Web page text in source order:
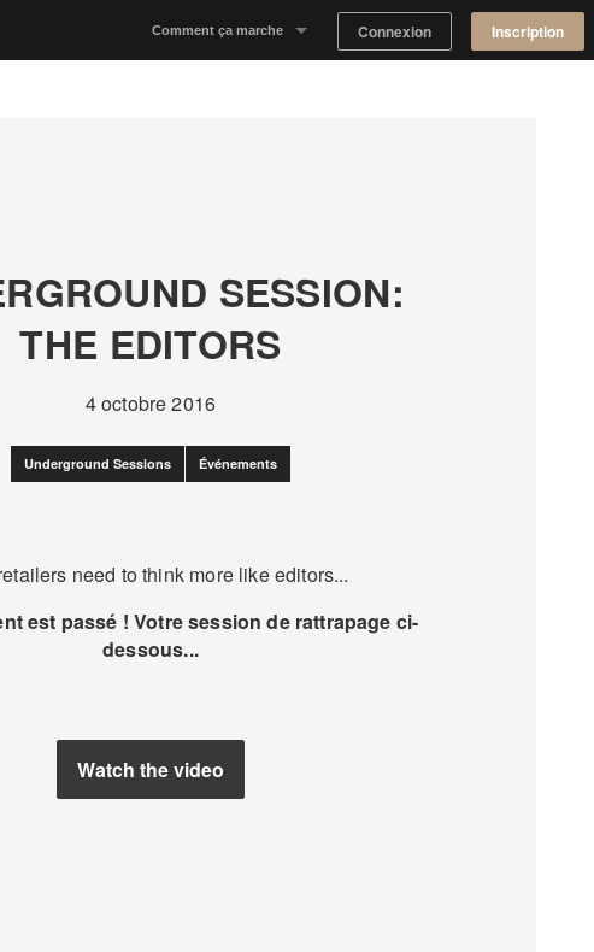
Comment ça marche Connexion Inscription
SESSION:
THE EDITORS
4 octobre 2016
Underground Sessions Événements
need to think more like editors...
est passé ! Votre session de rattrapage ci-
dessous...
Watch the video